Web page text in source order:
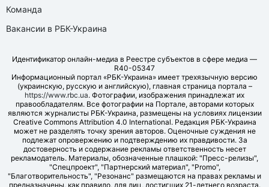
Команда
Вакансии в РБК-Украина
Идентификатор онлайн-медиа в Реестре субъектов в сфере медиа —
R40-05347
Информационный портал «РБК-Украина» имеет трехязычную версию
(украинскую, русскую и английскую), главная страница портала –
https://www.rbc.ua. Фотографии, изображения принадлежат их
правообладателям. Все фотографии на Портале, авторами которых
являются журналисты РБК-Украина, размещены на условиях лицензии
Creative Commons Attribution 4.0 International. Редакция РБК-Украина
может не разделять точку зрения авторов. Оценочные суждения не
подлежат опровержению и подтверждению их правдивости. За
достоверность и содержание рекламы ответственность несет
рекламодатель. Материалы, обозначенные плашкой: "Пресс-релизы",
"Спецпроект", "Партнерский материал", "Promo",
"Благотворительность", "Резонанс" размещаются на правах рекламы и
предназначены, как правило, для лиц, достигших 21-летнего возраста.